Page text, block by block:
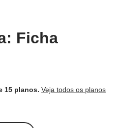
Ficha
15 planos. Veja todos os planos